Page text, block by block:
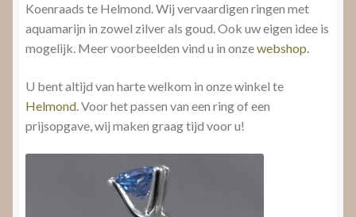
Koenraads te Helmond. Wij vervaardigen ringen met
aquamarijn in zowel zilver als goud. Ook uw eigen idee is
mogelijk. Meer voorbeelden vind u in onzewebshop.
U bent altijd van harte welkom in onze winkel te
Helmond. Voor het passen van een ring of een
prijsopgave, wij maken graag tijd voor u!